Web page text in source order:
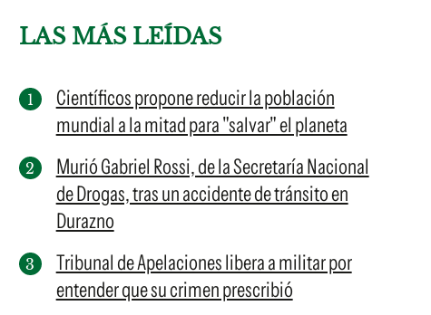
LAS MÁS LEÍDAS
Científicos propone reducir la población
mundial a la mitad para "salvar" el planeta
Murió Gabriel Rossi, de la Secretaría Nacional
de Drogas, tras un accidente de tránsito en
Durazno
Tribunal de Apelaciones libera a militar por
entender que su crimen prescribió